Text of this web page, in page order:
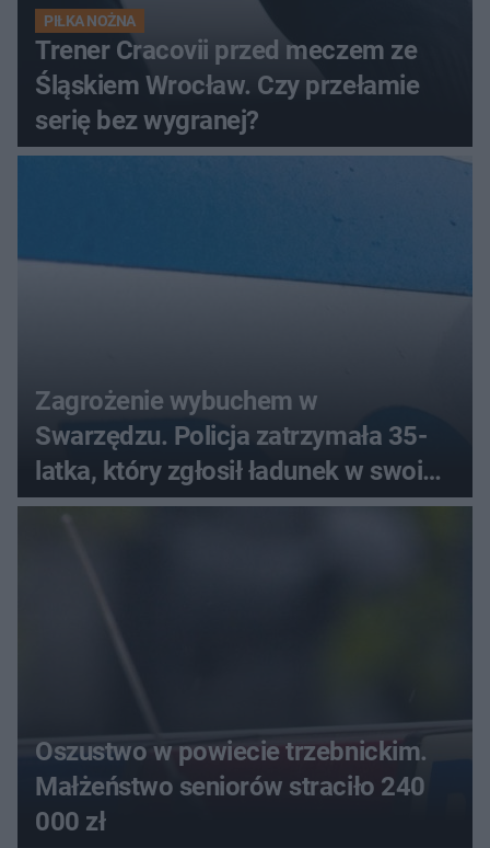
PIŁKA NOŻNA
Trener Cracovii przed meczem ze
Śląskiem Wrocław. Czy przełamie
serię bez wygranej?
Zagrożenie wybuchem w
Swarzędzu. Policja zatrzymała 35-
latka, który zgłosił ładunek w swoim
aucie
Oszustwo w powiecie trzebnickim.
Małżeństwo seniorów straciło 240
000 zł